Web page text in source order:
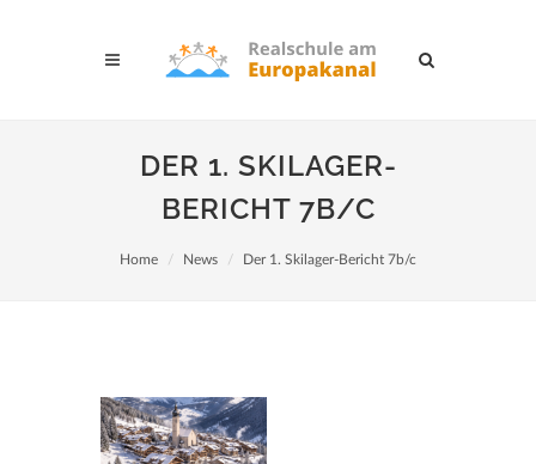
DER 1. SKILAGER-
BERICHT 7B/C
Home News Der 1. Skilager-Bericht 7b/c